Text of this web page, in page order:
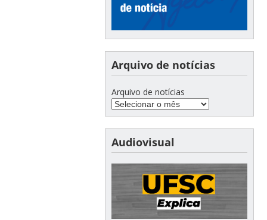
Arquivo de notícias
Arquivo de notícias
Audiovisual